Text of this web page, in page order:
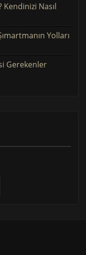
Kendinizi Nasıl
Yolları
Gerekenler